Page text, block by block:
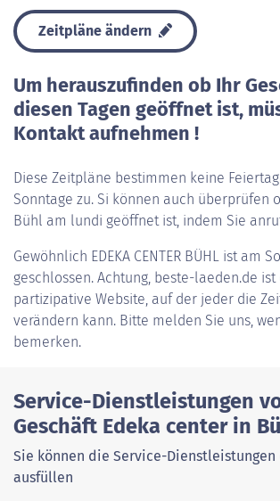
Zeitpläne ändern
Um herauszufinden ob Ihr
diesen Tagen geöffnet ist,
Kontakt aufnehmen !
Diese Zeitpläne bestimmen keine
Sonntage zu. Si können auch überprüfen
Bühl am lundi geöffnet ist, indem Sie
Gewöhnlich EDEKA CENTER BÜHL ist am
geschlossen. Achtung, beste-laeden.de ist
partizipative Website, auf der jeder die
verändern kann. Bitte melden Sie uns,
bemerken.
Service-Dienstleistungen
Geschäft Edeka center in
Sie können die Service-Dienstleistungen
ausfüllen